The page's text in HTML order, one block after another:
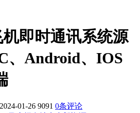
机即时通讯系统源
、Android、IOS
2024-01-26 9091 0条评论